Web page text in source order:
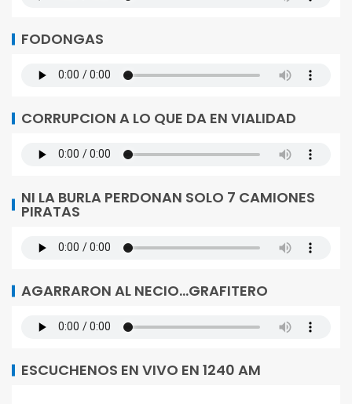
FODONGAS
CORRUPCION A LO QUE DA EN VIALIDAD
NI LA BURLA PERDONAN SOLO 7 CAMIONES
PIRATAS
AGARRARON AL NECIO…GRAFITERO
ESCUCHENOS EN VIVO EN 1240 AM